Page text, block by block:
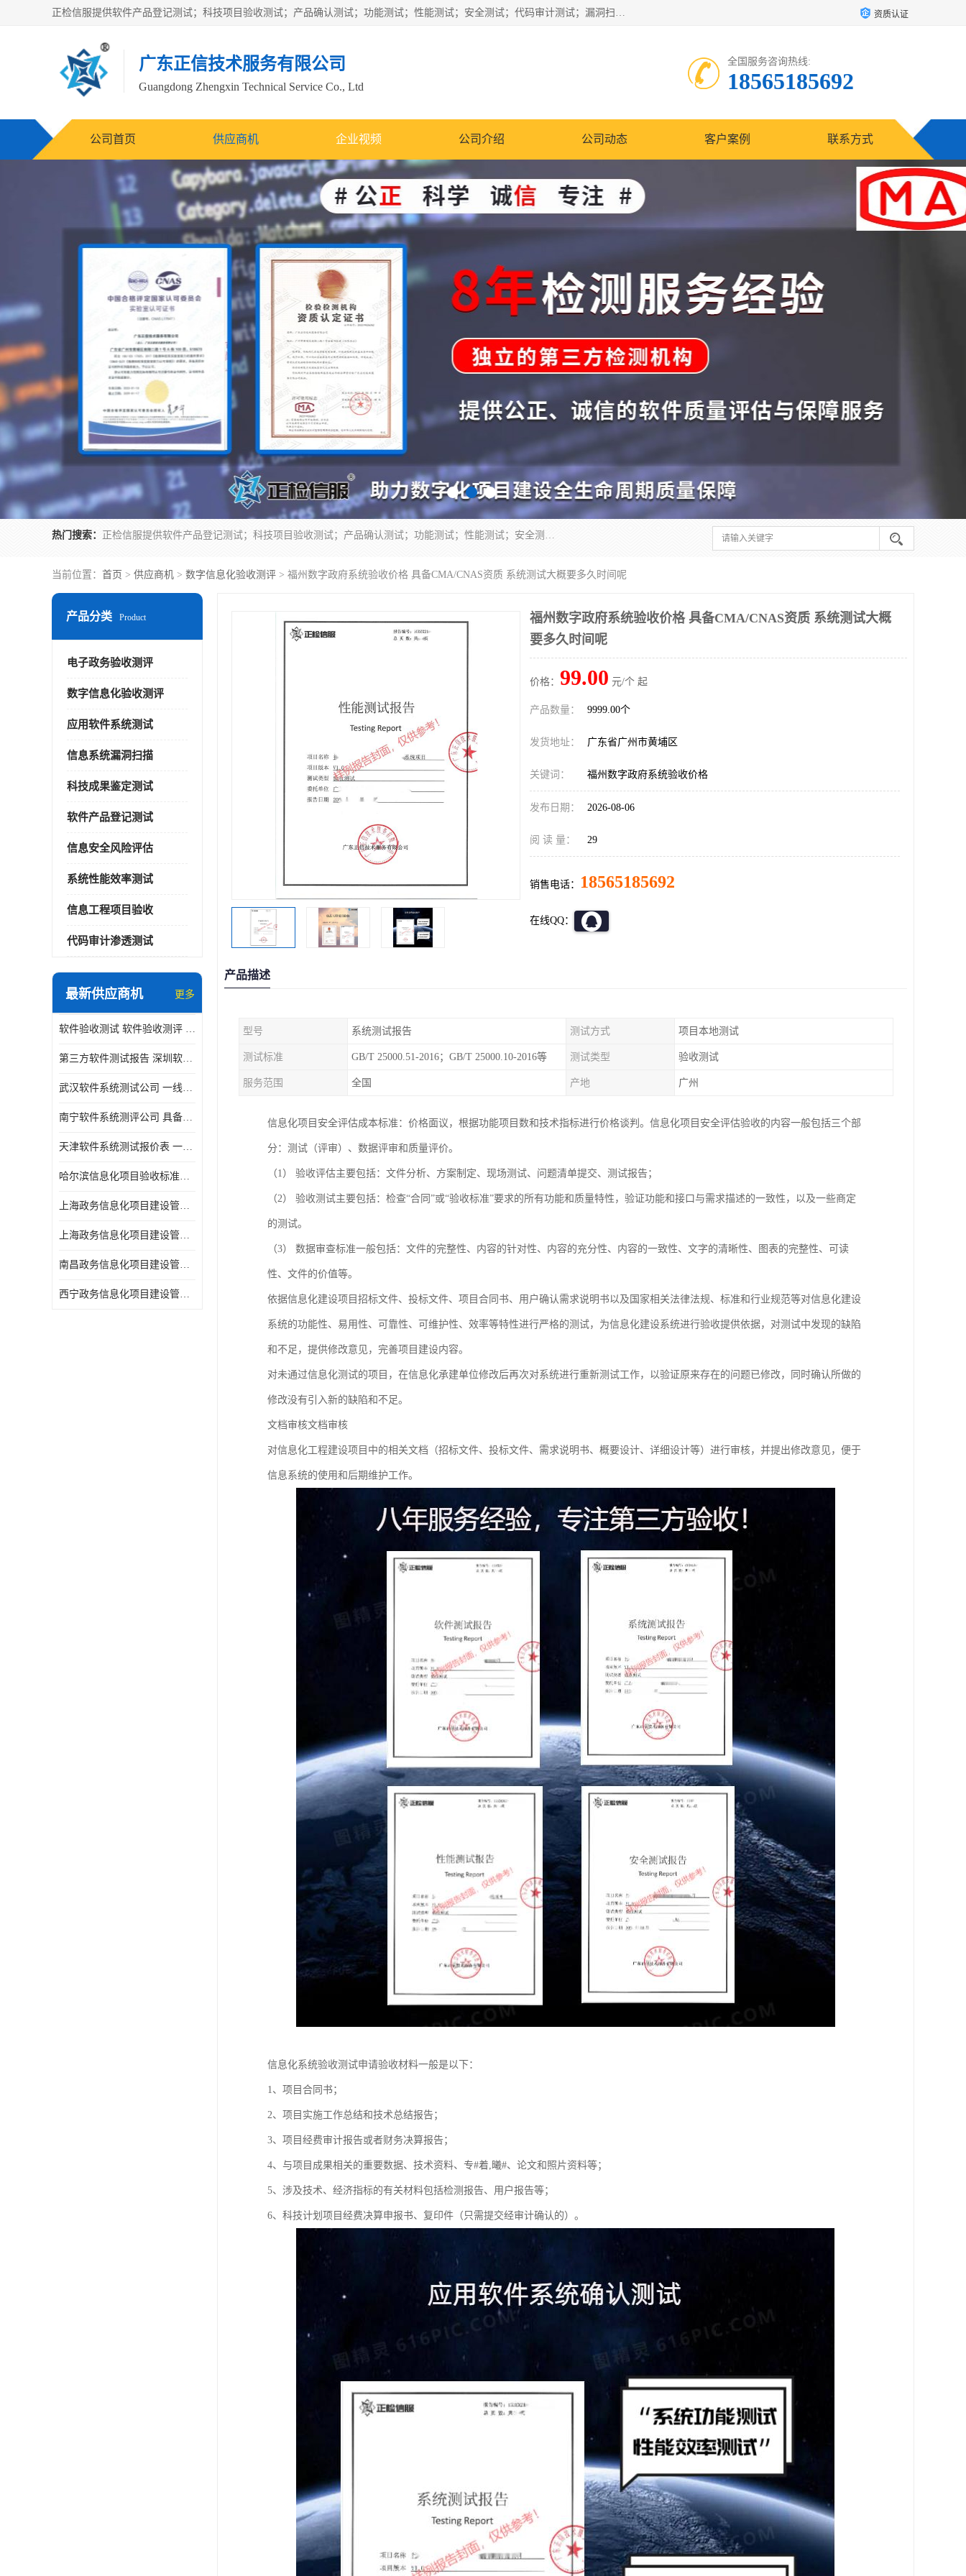
正检信服提供软件产品登记测试；科技项目验收测试；产品确认测试；功能测试；性能测试；安全测试；代码审计测试；漏洞扫描测试；渗透测试；风险评估测试；信息安全等级保护测评；双软认定；实验室建设质量体系建设；软件着作权、软件评测等服务。 资质认证
广东正信技术服务有限公司
Guangdong Zhengxin Technical Service Co., Ltd
全国服务咨询热线:
18565185692
公司首页 供应商机 企业视频 公司介绍 公司动态 客户案例 联系方式
热门搜索： 正检信服提供软件产品登记测试；科技项目验收测试；产品确认测试；功能测试；性能测试；安全测试；代码审计测试；漏洞扫描测试；渗透测试；风险评估测试；信息安全等级保护测评；双软认定；实验室建设质量体系建设；软件着作权、软件评测等服务。
当前位置： 首页 > 供应商机 > 数字信息化验收测评 > 福州数字政府系统验收价格 具备CMA/CNAS资质 系统测试大概要多久时间呢
产品分类 Product
电子政务验收测评
数字信息化验收测评
应用软件系统测试
信息系统漏洞扫描
科技成果鉴定测试
软件产品登记测试
信息安全风险评估
系统性能效率测试
信息工程项目验收
代码审计渗透测试
最新供应商机 更多
软件验收测试 软件验收测评 软件确认测试标准及测试方法
第三方软件测试报告 深圳软件测评报告 安全验收测试报告
武汉软件系统测试公司 一线实验室 测试大概是需要多久时间呢
南宁软件系统测评公司 具备CMA/CNAS资质 出具正规测试报告
天津软件系统测试报价表 一线实验室 了解更多的测试信息
哈尔滨信息化项目验收标准单位
上海政务信息化项目建设管理办法价格
上海政务信息化项目建设管理办法机构
南昌政务信息化项目建设管理办法实验室
西宁政务信息化项目建设管理办法报告
福州数字政府系统验收价格 具备CMA/CNAS资质 系统测试大概
要多久时间呢
价格： 99.00 元/个 起
产品数量： 9999.00个
发货地址： 广东省广州市黄埔区
关键词： 福州数字政府系统验收价格
发布日期： 2026-08-06
阅 读 量： 29
销售电话： 18565185692
在线QQ：
产品描述
型号 系统测试报告 测试方式 项目本地测试
测试标准 GB/T 25000.51-2016；GB/T 25000.10-2016等 测试类型 验收测试
服务范围 全国 产地 广州
信息化项目安全评估成本标准：价格面议，根据功能项目数和技术指标进行价格谈判。信息化项目安全评估验收的内容一般包括三个部
分：测试（评审）、数据评审和质量评价。
（1） 验收评估主要包括：文件分析、方案制定、现场测试、问题清单提交、测试报告；
（2） 验收测试主要包括：检查“合同”或“验收标准”要求的所有功能和质量特性，验证功能和接口与需求描述的一致性，以及一些商定
的测试。
（3） 数据审查标准一般包括：文件的完整性、内容的针对性、内容的充分性、内容的一致性、文字的清晰性、图表的完整性、可读
性、文件的价值等。
依据信息化建设项目招标文件、投标文件、项目合同书、用户确认需求说明书以及国家相关法律法规、标准和行业规范等对信息化建设
系统的功能性、易用性、可靠性、可维护性、效率等特性进行严格的测试，为信息化建设系统进行验收提供依据，对测试中发现的缺陷
和不足，提供修改意见，完善项目建设内容。
对未通过信息化测试的项目，在信息化承建单位修改后再次对系统进行重新测试工作，以验证原来存在的问题已修改，同时确认所做的
修改没有引入新的缺陷和不足。
文档审核文档审核
对信息化工程建设项目中的相关文档（招标文件、投标文件、需求说明书、概要设计、详细设计等）进行审核，并提出修改意见，便于
信息系统的使用和后期维护工作。
信息化系统验收测试申请验收材料一般是以下：
1、项目合同书；
2、项目实施工作总结和技术总结报告；
3、项目经费审计报告或者财务决算报告；
4、与项目成果相关的重要数据、技术资料、专#着,曦#、论文和照片资料等；
5、涉及技术、经济指标的有关材料包括检测报告、用户报告等；
6、科技计划项目经费决算申报书、复印件（只需提交经审计确认的）。